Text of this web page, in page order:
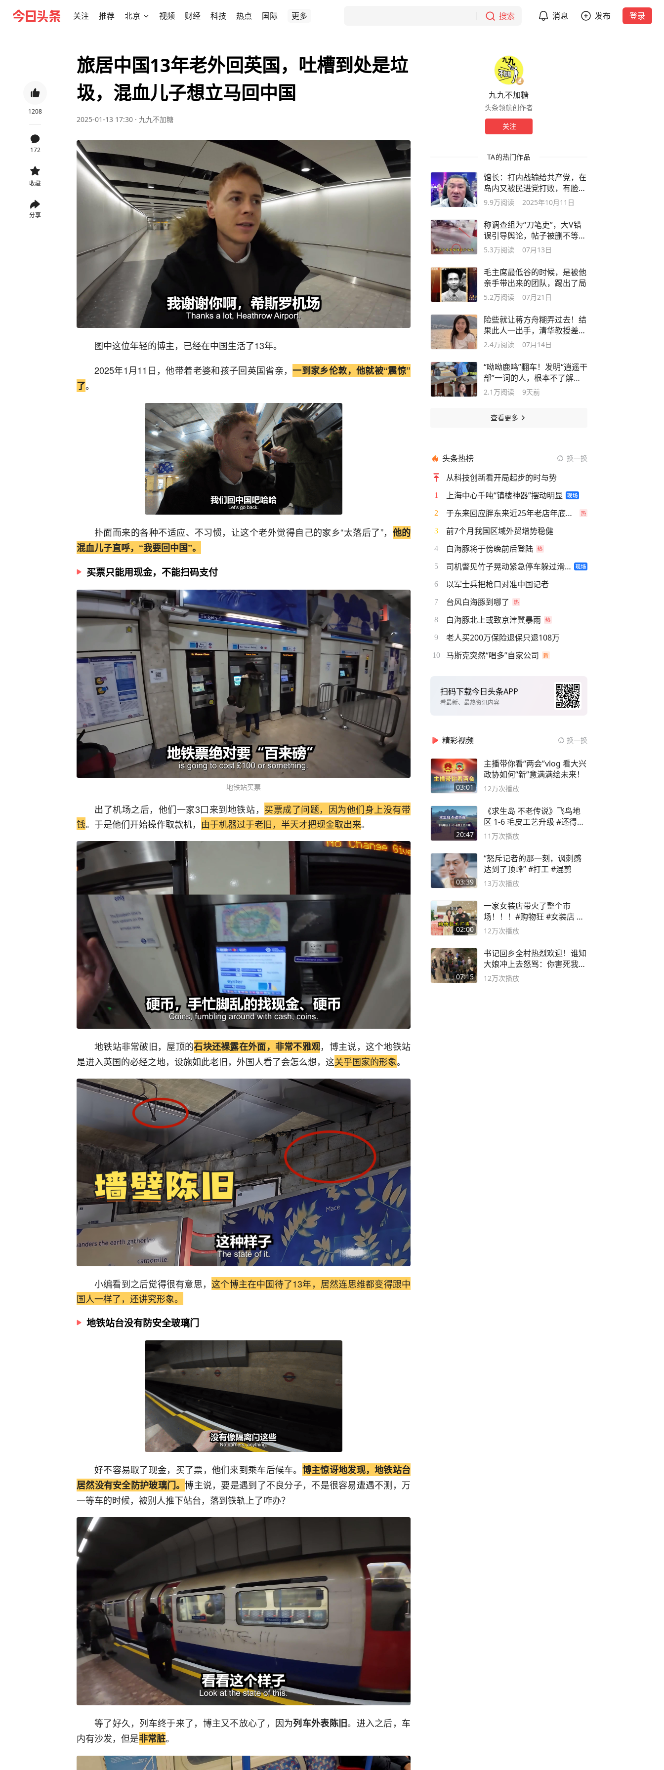
关注 推荐 北京 视频 财经 科技 热点 国际 更多 搜索 消息 发布 登录
1208
172
收藏
分享
旅居中国13年老外回英国，吐槽到处是垃
圾，混血儿子想立马回中国
2025-01-13 17:30 · 九九不加糖
图中这位年轻的博主，已经在中国生活了13年。
2025年1月11日，他带着老婆和孩子回英国省亲，一到家乡伦敦，他就被“震惊”
了。
扑面而来的各种不适应、不习惯，让这个老外觉得自己的家乡“太落后了”， 他的
混血儿子直呼，“我要回中国”。
买票只能用现金，不能扫码支付
地铁站买票
出了机场之后，他们一家3口来到地铁站， 买票成了问题，因为他们身上没有带
钱。于是他们开始操作取款机， 由于机器过于老旧，半天才把现金取出来。
地铁站非常破旧，屋顶的石块还裸露在外面，非常不雅观，博主说，这个地铁站
是进入英国的必经之地，设施如此老旧，外国人看了会怎么想，这关乎国家的形象。
小编看到之后觉得很有意思，这个博主在中国待了13年，居然连思维都变得跟中
国人一样了，还讲究形象。
地铁站台没有防安全玻璃门
好不容易取了现金，买了票，他们来到乘车后候车。 博主惊讶地发现，地铁站台
居然没有安全防护玻璃门。博主说，要是遇到了不良分子，不是很容易遭遇不测，万
一等车的时候，被别人推下站台，落到铁轨上了咋办？
等了好久，列车终于来了，博主又不放心了，因为列车外表陈旧。进入之后，车
内有沙发，但是非常脏。
九九不加糖
头条领航创作者
关注
TA的热门作品
馆长：打内战输给共产党，在
岛内又被民进党打败，有脸谈
对等尊严
9.9万阅读 2025年10月11日
称调查组为“刀笔吏”，大V错
误引导舆论，帖子被删不等于
翻篇了
5.3万阅读 07月13日
毛主席最低谷的时候，是被他
亲手带出来的团队，踢出了局
5.2万阅读 07月21日
险些就让蒋方舟糊弄过去！结
果此人一出手，清华教授差点
成了笑话
2.4万阅读 07月14日
“呦呦鹿鸣”翻车！发明“逍遥干
部”一词的人，根本不了解基
层
2.1万阅读 9天前
查看更多
头条热榜 换一换
从科技创新看开局起步的时与势
1 上海中心千吨“镇楼神器”摆动明显
2 于东来回应胖东来近25年老店年底关闭
3 前7个月我国区域外贸增势稳健
4 白海豚将于傍晚前后登陆
5 司机瞥见竹子晃动紧急停车躲过滑坡
6 以军士兵把枪口对准中国记者
7 台风白海豚到哪了
8 白海豚北上或致京津冀暴雨
9 老人买200万保险退保只退108万
10 马斯克突然“唱多”自家公司
扫码下载今日头条APP
看最新、最热资讯内容
精彩视频 换一换
03:01
主播带你看“两会”vlog 看大兴
政协如何“新”意满满绘未来！
12万次播放
20:47
《求生岛 不老传说》飞鸟地
区 1-6 毛皮工艺升级 #还得是
主机大作
11万次播放
03:39
“怒斥记者的那一刻，讽刺感
达到了顶峰” #打工 #混剪
13万次播放
02:00
一家女装店带火了整个市
场！！！#购物狂 #女装店 #
高品质女装
12万次播放
07:15
书记回乡全村热烈欢迎！谁知
大娘冲上去怒骂：你害死我儿
子
12万次播放